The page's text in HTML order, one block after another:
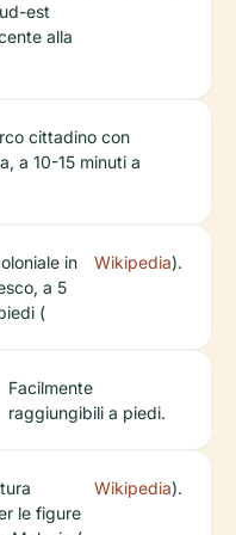
est
alla
cittadino con
a 10-15 minuti a
in
a 5
(
Wikipedia).
Facilmente
raggiungibili a piedi.
le figure
Wikipedia).